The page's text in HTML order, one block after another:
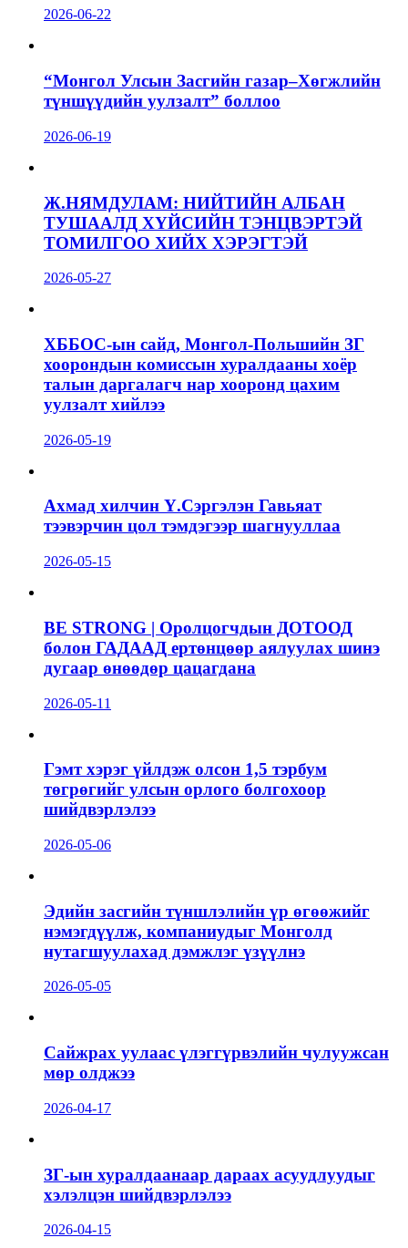
2026-06-22
“Монгол Улсын Засгийн газар–Хөгжлийн
түншүүдийн уулзалт” боллоо
2026-06-19
Ж.НЯМДУЛАМ: НИЙТИЙН АЛБАН
ТУШААЛД ХҮЙСИЙН ТЭНЦВЭРТЭЙ
ТОМИЛГОО ХИЙХ ХЭРЭГТЭЙ
2026-05-27
ХББОС-ын сайд, Монгол-Польшийн ЗГ
хоорондын комиссын хуралдааны хоёр
талын даргалагч нар хооронд цахим
уулзалт хийлээ
2026-05-19
Ахмад хилчин Ү.Сэргэлэн Гавьяат
тээвэрчин цол тэмдэгээр шагнууллаа
2026-05-15
BE STRONG | Оролцогчдын ДОТООД
болон ГАДААД ертөнцөөр аялуулах шинэ
дугаар өнөөдөр цацагдана
2026-05-11
Гэмт хэрэг үйлдэж олсон 1,5 тэрбум
төгрөгийг улсын орлого болгохоор
шийдвэрлэлээ
2026-05-06
Эдийн засгийн түншлэлийн үр өгөөжийг
нэмэгдүүлж, компаниудыг Монголд
нутагшуулахад дэмжлэг үзүүлнэ
2026-05-05
Сайжрах уулаас үлэггүрвэлийн чулуужсан
мөр олджээ
2026-04-17
ЗГ-ын хуралдаанаар дараах асуудлуудыг
хэлэлцэн шийдвэрлэлээ
2026-04-15